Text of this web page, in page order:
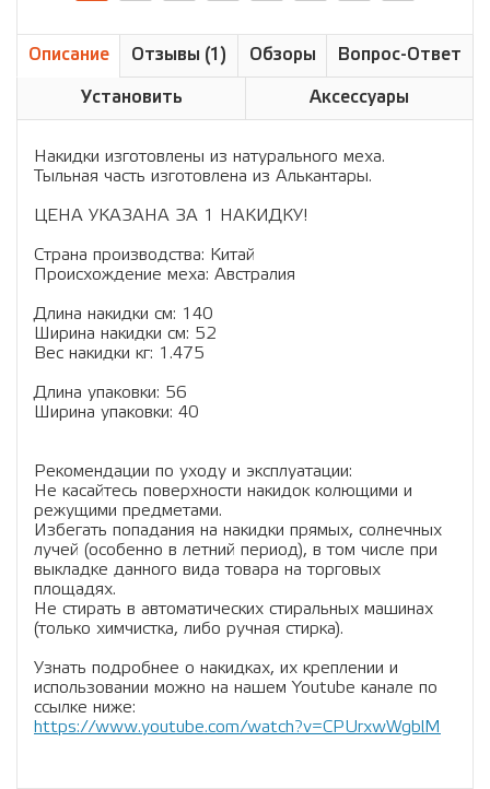
Описание Отзывы (1) Обзоры Вопрос-Ответ
Установить Аксессуары
Накидки изготовлены из натурального меха.
Тыльная часть изготовлена из Алькантары.
ЦЕНА УКАЗАНА ЗА 1 НАКИДКУ!
Страна производства: Китай
Происхождение меха: Австралия
Длина накидки см: 140
Ширина накидки см: 52
Вес накидки кг: 1.475
Длина упаковки: 56
Ширина упаковки: 40
Рекомендации по уходу и эксплуатации:
Не касайтесь поверхности накидок колющими и
режущими предметами.
Избегать попадания на накидки прямых, солнечных
лучей (особенно в летний период), в том числе при
выкладке данного вида товара на торговых
площадях.
Не стирать в автоматических стиральных машинах
(только химчистка, либо ручная стирка).
Узнать подробнее о накидках, их креплении и
использовании можно на нашем Youtube канале по
ссылке ниже:
https://www.youtube.com/watch?v=CPUrxwWgblM